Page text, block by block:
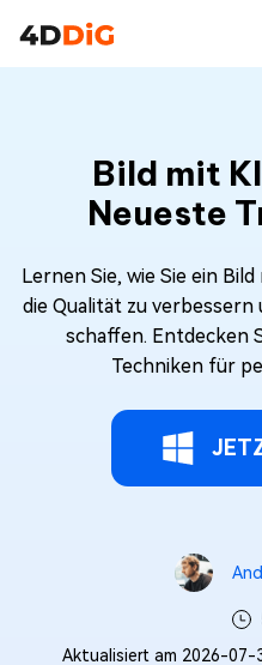
Bild mit
Neueste
Lernen Sie, wie Sie ein
die Qualität zu verbessern
schaffen. Entdecken
Techniken für
Aktualisiert am 2026-07-